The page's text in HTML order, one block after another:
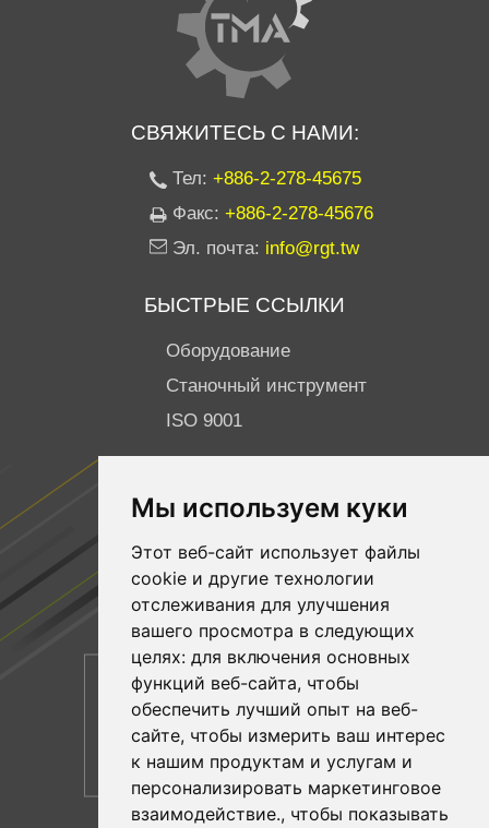
Мы используем куки
Этот веб-сайт использует файлы
cookie и другие технологии
отслеживания для улучшения
вашего просмотра в следующих
целях: для включения основных
функций веб-сайта, чтобы
обеспечить лучший опыт на веб-
сайте, чтобы измерить ваш интерес
к нашим продуктам и услугам и
персонализировать маркетинговое
взаимодействие., чтобы показывать
СВЯЖИТЕСЬ С НАМИ:
Тел: +886-2-278-45675
Факс: +886-2-278-45676
Эл. почта: info@rgt.tw
БЫСТРЫЕ ССЫЛКИ
Оборудование
Станочный инструмент
ISO 9001
Facebook
YouTube
Linkedin